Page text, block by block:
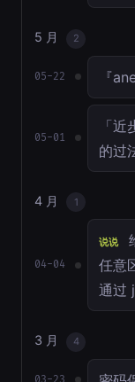
5 月 2
05-22 『
05-01
「
的过
4 月 1
04-04
说说
任意
通过
3 月 4
03-23